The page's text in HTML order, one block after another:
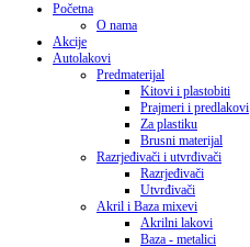
Početna
O nama
Akcije
Autolakovi
Predmaterijal
Kitovi i plastobiti
Prajmeri i predlakovi
Za plastiku
Brusni materijal
Razrjeđivači i utvrđivači
Razrjeđivači
Utvrđivači
Akril i Baza mixevi
Akrilni lakovi
Baza - metalici